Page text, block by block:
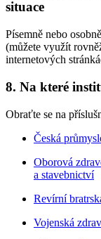
situace
Písemně nebo
(můžete využít
internetových
8. Na které
Obraťte se na
Česká
Oborová
a stavebnictví
Revírní
Vojenská